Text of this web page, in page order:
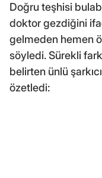
Doğru teşhisi
doktor gezdiğini
gelmeden hemen
söyledi. Sürekli
belirten ünlü
özetledi: